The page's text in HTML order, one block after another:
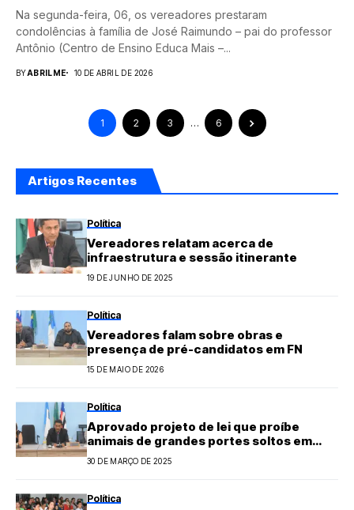
Na segunda-feira, 06, os vereadores prestaram
condolências à família de José Raimundo – pai do professor
Antônio (Centro de Ensino Educa Mais –...
BYABRILME 10 DE ABRIL DE 2026
1 2 3 … 6
Artigos Recentes
Política
Vereadores relatam acerca de
infraestrutura e sessão itinerante
19 DE JUNHO DE 2025
Política
Vereadores falam sobre obras e
presença de pré-candidatos em FN
15 DE MAIO DE 2026
Política
Aprovado projeto de lei que proíbe
animais de grandes portes soltos em
vias públicas de FN
30 DE MARÇO DE 2025
Política